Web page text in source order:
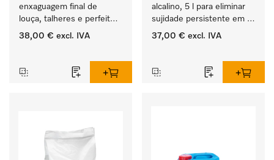
enxaguagem final de
louça, talheres e perfeito
para copos.
38,00 € excl. IVA
alcalino, 5 l para eliminar
sujidade persistente em
louça, talheres e copos.
37,00 € excl. IVA